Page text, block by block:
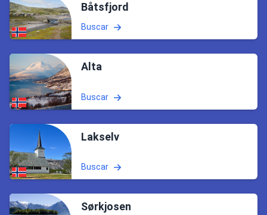
Båtsfjord
Buscar
Alta
Buscar
Lakselv
Buscar
Sørkjosen